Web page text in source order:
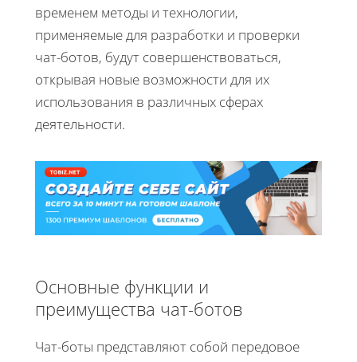
временем методы и технологии,
применяемые для разработки и проверки
чат-ботов, будут совершенствоваться,
открывая новые возможности для их
использования в различных сферах
деятельности.
Основные функции и
преимущества чат-ботов
Чат-боты представляют собой передовое